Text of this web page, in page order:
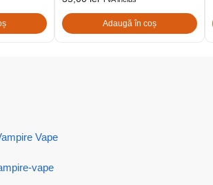
Adaugă în coș
Vape
vape